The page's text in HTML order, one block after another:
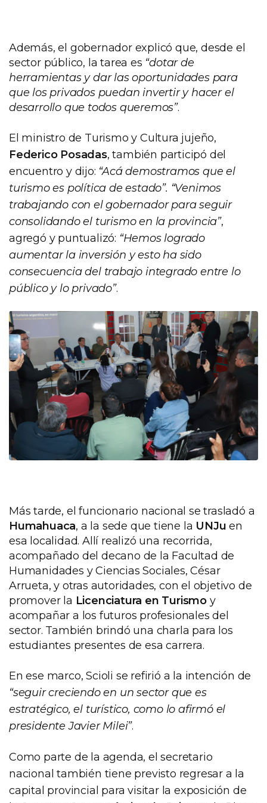
Además, el gobernador explicó que, desde el
sector público, la tarea es “dotar de
herramientas y dar las oportunidades para
que los privados puedan invertir y hacer el
desarrollo que todos queremos”.
El ministro de Turismo y Cultura jujeño,
Federico Posadas, también participó del
encuentro y dijo: “Acá demostramos que el
turismo es política de estado”. “Venimos
trabajando con el gobernador para seguir
consolidando el turismo en la provincia”,
agregó y puntualizó: “Hemos logrado
aumentar la inversión y esto ha sido
consecuencia del trabajo integrado entre lo
público y lo privado”.
Más tarde, el funcionario nacional se trasladó a
Humahuaca, a la sede que tiene la UNJu en
esa localidad. Allí realizó una recorrida,
acompañado del decano de la Facultad de
Humanidades y Ciencias Sociales, César
Arrueta, y otras autoridades, con el objetivo de
promover la Licenciatura en Turismo y
acompañar a los futuros profesionales del
sector. También brindó una charla para los
estudiantes presentes de esa carrera.
En ese marco, Scioli se refirió a la intención de
“seguir creciendo en un sector que es
estratégico, el turístico, como lo afirmó el
presidente Javier Milei”.
Como parte de la agenda, el secretario
nacional también tiene previsto regresar a la
capital provincial para visitar la exposición de